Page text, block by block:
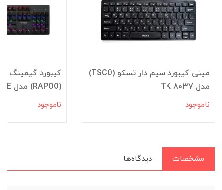
مینی کیبورد سیم دار تسکو (TSCO)
مدل TK 8037
ناموجود
کیبورد گیمینگ
(RAPOO) مدل V500SE
ناموجود
مشخصات دیدگاه‌ها